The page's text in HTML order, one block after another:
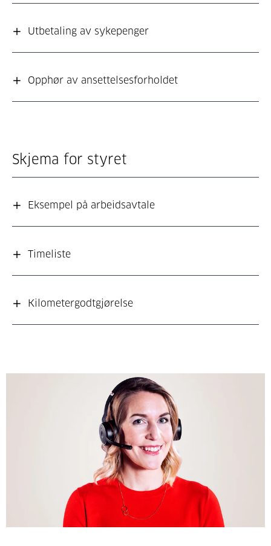
Utbetaling av sykepenger
Opphør av ansettelsesforholdet
Skjema for styret
Eksempel på arbeidsavtale
Timeliste
Kilometergodtgjørelse